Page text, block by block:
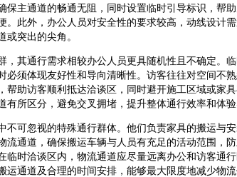
保主通道的畅通无阻，同时设置临时引导标识，帮
。此外，办公人员对安全性的要求较高，动线设计
或突出的尖角。
，其通行需求相较办公人员更具随机性且不确定。
必须体现友好性和导向清晰性。访客往往对空间不
帮助访客顺利抵达洽谈区，同时避开施工区域或家
有所区分，避免交叉拥堵，提升整体通行效率和体验
不可忽视的特殊通行群体。他们负责家具的搬运与
流通道，确保搬运车辆与人员有充足的活动范围，
临时洽谈区内，物流通道应尽量远离办公和访客通
运通道及合理的时间安排，能够最大限度地减少物流